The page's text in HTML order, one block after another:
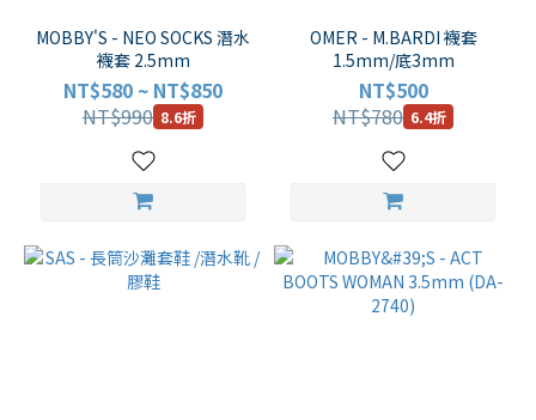
MOBBY'S - NEO SOCKS 潛水
襪套 2.5mm
NT$580 ~ NT$850
NT$990 8.6折
OMER - M.BARDI 襪套
1.5mm/底3mm
NT$500
NT$780 6.4折